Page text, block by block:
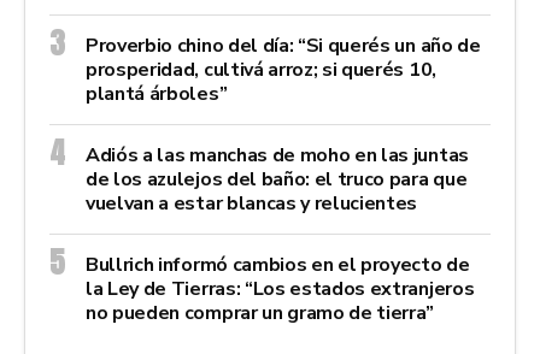
Proverbio chino del día: “Si querés un año de
prosperidad, cultivá arroz; si querés 10,
plantá árboles”
Adiós a las manchas de moho en las juntas
de los azulejos del baño: el truco para que
vuelvan a estar blancas y relucientes
Bullrich informó cambios en el proyecto de
la Ley de Tierras: “Los estados extranjeros
no pueden comprar un gramo de tierra”